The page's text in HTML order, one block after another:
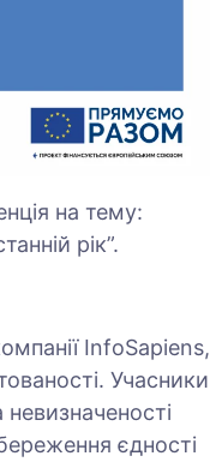
на тему:
рік”.
InfoSapiens,
Учасники
єдності